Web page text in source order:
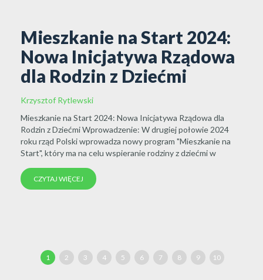
Zastrzeżenie numeru
Radosław Kodorski
Zastrzeżenie numeru PESEL 1.Co daje mi zastrzeżenie
numer PESEL ? 3.Kto może zastrzec numer PESEL ? 4. Czy
zastrzeżenie numeru PESEL jest na stałe ? 5. O czym
pamiętać...
CZYTAJ WIĘCEJ
1 2 3 4 5 6 7 8 9 10